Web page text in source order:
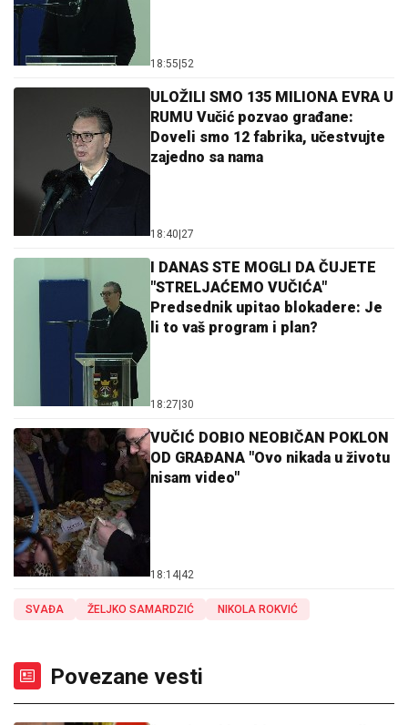
18:55|52
ULOŽILI SMO 135 MILIONA EVRA U
RUMU Vučić pozvao građane:
Doveli smo 12 fabrika, učestvujte
zajedno sa nama
18:40|27
I DANAS STE MOGLI DA ČUJETE
"STRELJAĆEMO VUČIĆA"
Predsednik upitao blokadere: Je
li to vaš program i plan?
18:27|30
VUČIĆ DOBIO NEOBIČAN POKLON
OD GRAĐANA "Ovo nikada u životu
nisam video"
18:14|42
SVAĐA ŽELJKO SAMARDZIĆ NIKOLA ROKVIĆ
Povezane vesti